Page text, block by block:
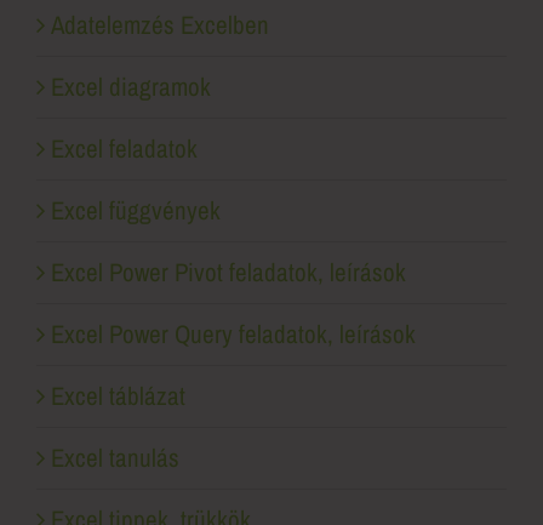
Adatelemzés Excelben
Excel diagramok
Excel feladatok
Excel függvények
Excel Power Pivot feladatok, leírások
Excel Power Query feladatok, leírások
Excel táblázat
Excel tanulás